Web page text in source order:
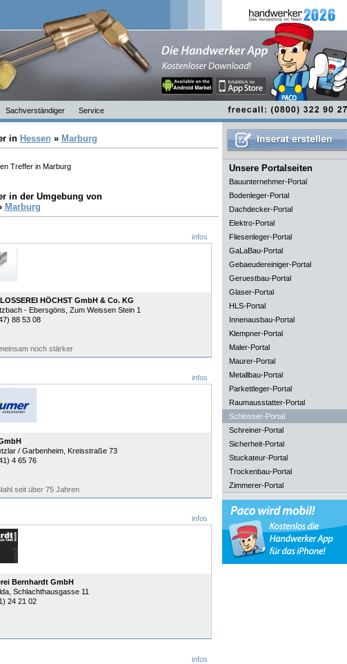
Sachverständiger Service
in Hessen » Marburg
Treffer in Marburg
in der Umgebung von
Marburg
infos
HÖCHST GmbH & Co. KG
- Ebersgöns , Zum Weissen Stein 1
88 53 08
noch stärker
infos
/ Garbenheim, Kreisstraße 73
4 65 76
seit über 75 Jahren
infos
Bernhardt GmbH
, Schlachthausgasse 11
24 21 02
infos
Unsere Portalseiten
Bauunternehmer-Portal
Bodenleger-Portal
Dachdecker-Portal
Elektro-Portal
Fliesenleger-Portal
GaLaBau-Portal
Gebaeudereiniger-Portal
Geruestbau-Portal
Glaser-Portal
HLS-Portal
Innenausbau-Portal
Klempner-Portal
Maler-Portal
Maurer-Portal
Metallbau-Portal
Parkettleger-Portal
Raumausstatter-Portal
Schlosser-Portal
Schreiner-Portal
Sicherheit-Portal
Stuckateur-Portal
Trockenbau-Portal
Zimmerer-Portal